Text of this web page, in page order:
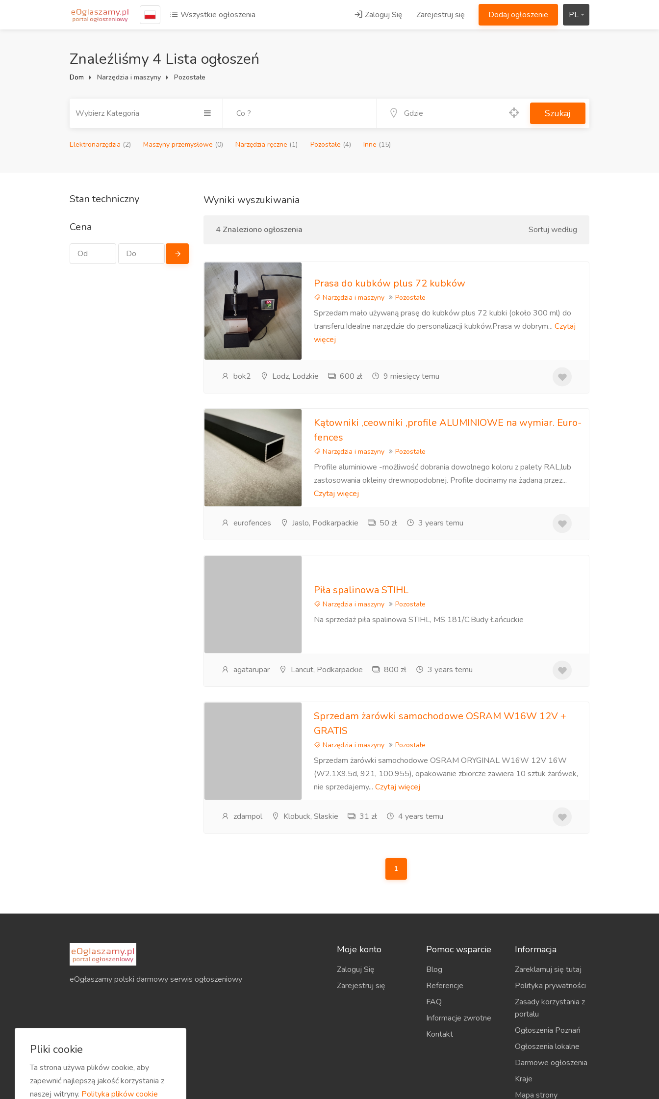
Wszystkie ogłoszenia Zaloguj Się Zarejestruj się Dodaj ogłoszenie PL
Znaleźliśmy 4 Lista ogłoszeń
Dom Narzędzia i maszyny Pozostałe
Narzędzia I Maszyny Szukaj
Elektronarzędzia (2) Maszyny przemysłowe (0) Narzędzia ręczne (1) Pozostałe (4) Inne (15)
Stan techniczny
Wybierz Stan techniczny
Cena
Wyniki wyszukiwania
4 Znaleziono ogłoszenia Najnowszy
Prasa do kubków plus 72 kubków
Narzędzia i maszyny Pozostałe
Sprzedam mało używaną prasę do kubków plus 72 kubki (około 300 ml) do
transferu.Idealne narzędzie do personalizacji kubków.Prasa w dobrym... Czytaj
więcej
bok2 Lodz, Lodzkie 600 zł 9 miesięcy temu
Kątowniki ,ceowniki ,profile ALUMINIOWE na wymiar. Euro-
fences
Narzędzia i maszyny Pozostałe
Profile aluminiowe -możliwość dobrania dowolnego koloru z palety RAL,lub
zastosowania okleiny drewnopodobnej. Profile docinamy na żądaną przez...
Czytaj więcej
eurofences Jaslo, Podkarpackie 50 zł 3 years temu
Piła spalinowa STIHL
Narzędzia i maszyny Pozostałe
Na sprzedaż piła spalinowa STIHL, MS 181/C.Budy Łańcuckie
agatarupar Lancut, Podkarpackie 800 zł 3 years temu
Sprzedam żarówki samochodowe OSRAM W16W 12V +
GRATIS
Narzędzia i maszyny Pozostałe
Sprzedam żarówki samochodowe OSRAM ORYGINAL W16W 12V 16W
(W2.1X9.5d, 921, 100.955), opakowanie zbiorcze zawiera 10 sztuk żarówek,
nie sprzedajemy... Czytaj więcej
zdampol Klobuck, Slaskie 31 zł 4 years temu
1
eOgłaszamy polski darmowy serwis ogłoszeniowy
Moje konto
Zaloguj Się
Zarejestruj się
Pomoc wsparcie
Blog
Referencje
FAQ
Informacje zwrotne
Kontakt
Informacja
Zareklamuj się tutaj
Polityka prywatności
Zasady korzystania z
portalu
Ogłoszenia Poznań
Ogłoszenia lokalne
Darmowe ogłoszenia
Kraje
Mapa strony
Pliki cookie
Ta strona używa plików cookie, aby
zapewnić najlepszą jakość korzystania z
naszej witryny. Polityka plików cookie